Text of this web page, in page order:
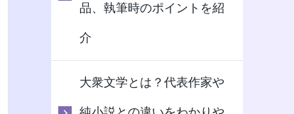
品、執筆時のポイントを紹
介
大衆文学とは？代表作家や